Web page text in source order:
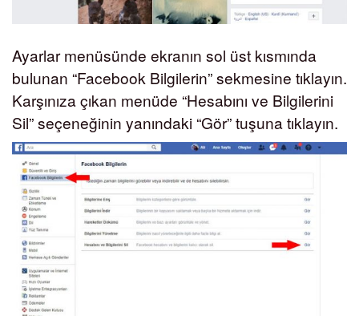
Ayarlar menüsünde ekranın sol üst kısmında
bulunan “Facebook Bilgilerin” sekmesine tıklayın.
Karşınıza çıkan menüde “Hesabını ve Bilgilerini
Sil” seçeneğinin yanındaki “Gör” tuşuna tıklayın.